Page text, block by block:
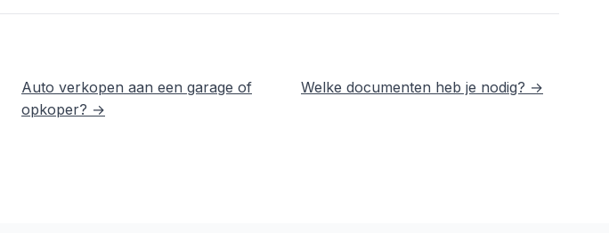
Auto verkopen aan een garage of
opkoper? →
Welke documenten heb je nodig? →